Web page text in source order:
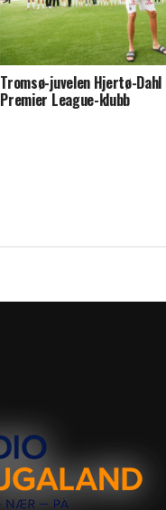
Tromsø-juvelen Hjertø-
Premier League-klubb